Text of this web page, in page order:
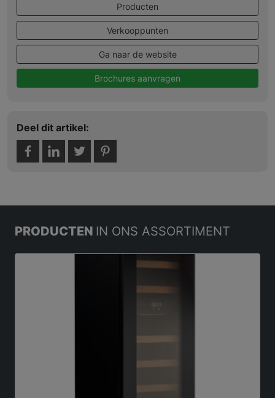
Producten
Verkooppunten
Ga naar de website
Brochures aanvragen
Deel dit artikel:
PRODUCTEN IN ONS ASSORTIMENT